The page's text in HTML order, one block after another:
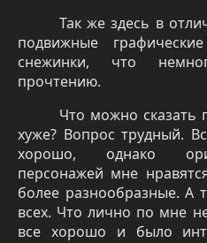
Так же здесь в
подвижные
снежинки, что
прочтению.
Что можно сказать
хуже? Вопрос трудный.
хорошо, однако
персонажей мне
более разнообразные. А
всех. Что лично по мне
все хорошо и было